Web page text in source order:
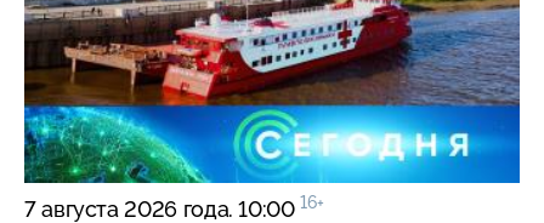
7 августа 2026 года. 10:00 16+